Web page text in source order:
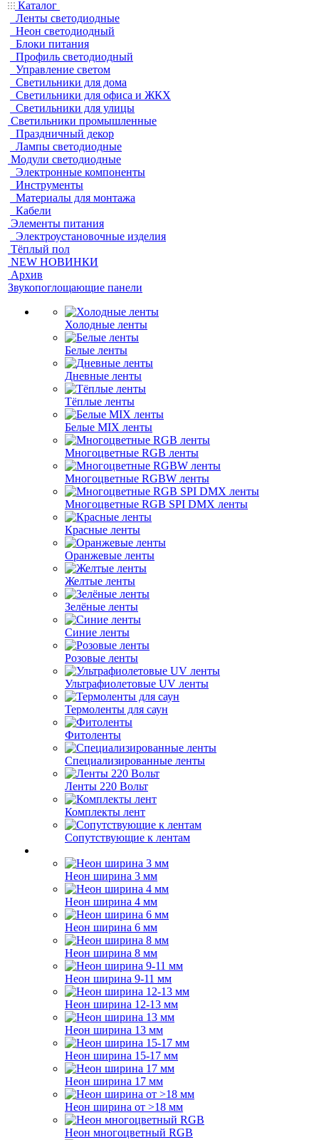
Каталог
Ленты светодиодные
Неон светодиодный
Блоки питания
Профиль светодиодный
Управление светом
Светильники для дома
Светильники для офиса и ЖКХ
Светильники для улицы
Светильники промышленные
Праздничный декор
Лампы светодиодные
Модули светодиодные
Электронные компоненты
Инструменты
Материалы для монтажа
Кабели
Элементы питания
Электроустановочные изделия
Тёплый пол
NEW НОВИНКИ
Архив
Звукопоглощающие панели
Холодные ленты
Белые ленты
Дневные ленты
Тёплые ленты
Белые MIX ленты
Многоцветные RGB ленты
Многоцветные RGBW ленты
Многоцветные RGB SPI DMX ленты
Красные ленты
Оранжевые ленты
Желтые ленты
Зелёные ленты
Синие ленты
Розовые ленты
Ультрафиолетовые UV ленты
Термоленты для саун
Фитоленты
Специализированные ленты
Ленты 220 Вольт
Комплекты лент
Сопутствующие к лентам
Неон ширина 3 мм
Неон ширина 4 мм
Неон ширина 6 мм
Неон ширина 8 мм
Неон ширина 9-11 мм
Неон ширина 12-13 мм
Неон ширина 13 мм
Неон ширина 15-17 мм
Неон ширина 17 мм
Неон ширина от >18 мм
Неон многоцветный RGB